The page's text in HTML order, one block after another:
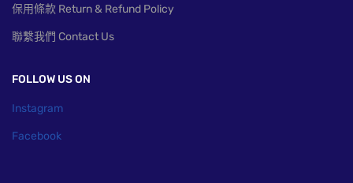
保用條款 Return & Refund Policy
聯繫我們 Contact Us
FOLLOW US ON
Instagram
Facebook